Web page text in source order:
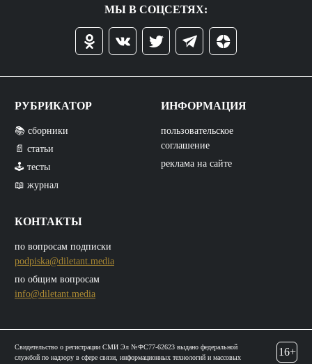
МЫ В СОЦСЕТЯХ:
РУБРИКАТОР
📚 сборники
📄 статьи
🕹️ тесты
📖 журнал
КОНТАКТЫ
по вопросам подписки
podpiska@diletant.media
по общим вопросам
info@diletant.media
ИНФОРМАЦИЯ
пользовательское
соглашение
реклама на сайте
Свидетельство о регистрации СМИ Эл №ФС77-62623 выдано федеральной
службой по надзору в сфере связи, информационных технологий и массовых
16+